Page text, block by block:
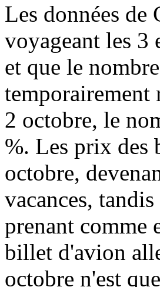
Les données
voyageant les 3
et que le
temporairement
2 octobre, le
%. Les prix des
octobre,
vacances,
prenant comme
billet d'avion
octobre n'est